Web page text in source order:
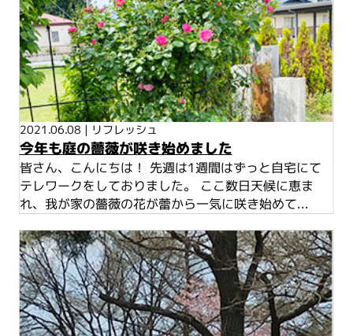
2021.06.08 | リフレッシュ
今年も庭の薔薇が咲き始めました
皆さん、こんにちは！ 先週は1週間はずっと自宅にて
テレワークをしておりました。 ここ数日天候に恵ま
れ、我が家の薔薇の花が蕾から一気に咲き始めて...